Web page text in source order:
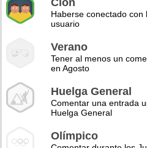
Clon
Haberse conectado con
usuario
Verano
Tener al menos un
en Agosto
Huelga General
Comentar una entrada
Huelga General
Olímpico